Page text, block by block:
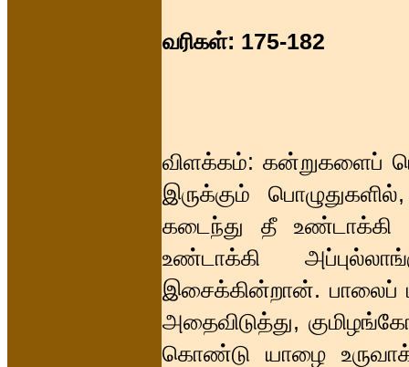
வரிகள்: 175-182
விளக்கம்: கன்றுகளைப்
இருக்கும்
கடைந்து தீ உண்டாக்கி
உண்டாக்கி
இசைக்கின்றான். பாலைப்
அதைவிடுத்து,
கொண்டு யாழை